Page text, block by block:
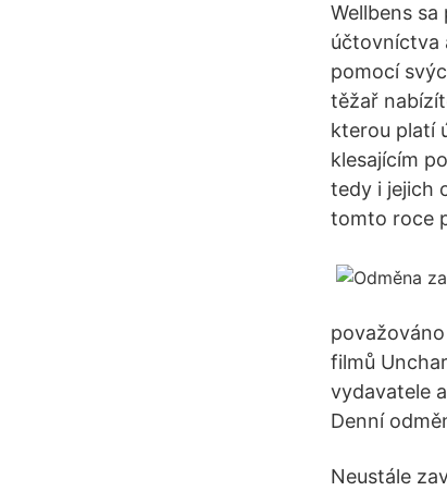
Wellbens
účtovníctva
pomocí
těžař
kterou platí
klesajícím
tedy i jejich
tomto roce
filmů
vydavatele
Denní
Neustále